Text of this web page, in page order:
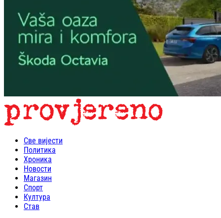
Све вијести
Политика
Хроника
Новости
Магазин
Спорт
Култура
Став